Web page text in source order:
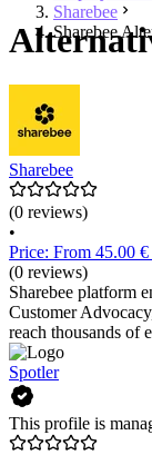
Sharebee
Sharebee
Sharebee
(0 reviews)
•
Price: From 45.00
(0 reviews)
Sharebee platform
Customer
reach thousands of
Spotler
This profile is